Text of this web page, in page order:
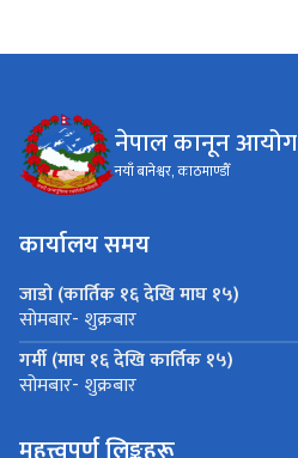
नेपाल कानून आयोग
नयाँ बानेश्वर, काठमाण्डौँ
कार्यालय समय
जाडो (कार्तिक १६ देखि माघ १५)
सोमबार- शुक्रबार
गर्मी (माघ १६ देखि कार्तिक १५)
सोमबार- शुक्रबार